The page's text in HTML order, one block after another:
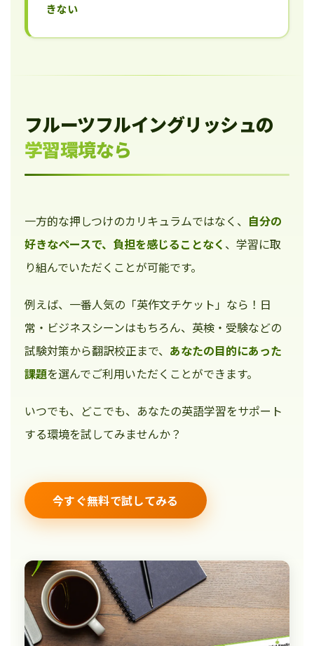
きない
フルーツフルイングリッシュの
学習環境なら
一方的な押しつけのカリキュラムではなく、 自分の
好きなペースで、負担を感じることなく 、学習に取
り組んでいただくことが可能です。
例えば、一番人気の「英作文チケット」なら！日
常・ビジネスシーンはもちろん、英検・受験などの
試験対策から翻訳校正まで、 あなたの目的にあった
課題を選んでご利用いただくことができます。
いつでも、どこでも、あなたの英語学習をサポート
する環境を試してみませんか？
今すぐ無料で試してみる